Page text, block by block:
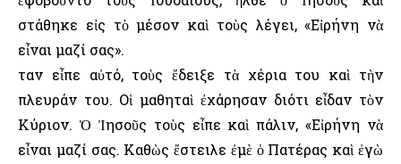
στάθηκε εἰς τὸ μέσον καὶ τοὺς λέγει, «Εἰρήνη νὰ
εἶναι μαζί σας».
Ὅταν εἶπε αὐτό, τοὺς ἔδειξε τὰ χέρια του καὶ τὴν
πλευράν του. Οἱ μαθηταὶ ἐχάρησαν διότι εἶδαν τὸν
Κύριον. Ὁ Ἰησοῦς τοὺς εἶπε καὶ πάλιν, «Εἰρήνη νὰ
εἶναι μαζί σας. Καθὼς ἔστειλε ἐμὲ ὁ Πατέρας καὶ ἐγὼ